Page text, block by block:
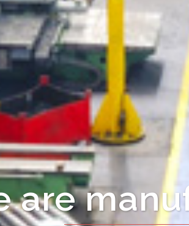
from